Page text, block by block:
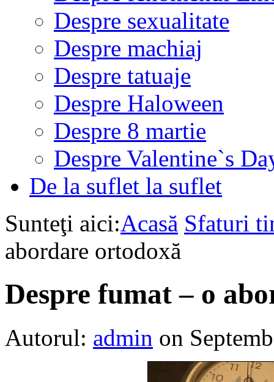
Despre sexualitate
Despre machiaj
Despre tatuaje
Despre Haloween
Despre 8 martie
Despre Valentine`s
De la suflet la suflet
Sunteţi aici:Acasă Sfaturi
abordare ortodoxă
Despre fumat – o
Autorul: admin on